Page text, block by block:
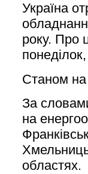
Україна
року. Про
Станом на
За
на
областях.